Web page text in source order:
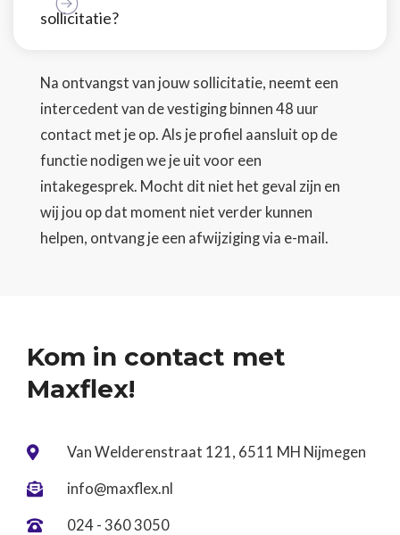
sollicitatie?
Na ontvangst van jouw sollicitatie, neemt een
intercedent van de vestiging binnen 48 uur
contact met je op. Als je profiel aansluit op de
functie nodigen we je uit voor een
intakegesprek. Mocht dit niet het geval zijn en
wij jou op dat moment niet verder kunnen
helpen, ontvang je een afwijziging via e-mail.
Kom in contact met
Maxflex!
 Van Welderenstraat 121, 6511 MH Nijmegen
 info@maxflex.nl
 024 - 360 3050